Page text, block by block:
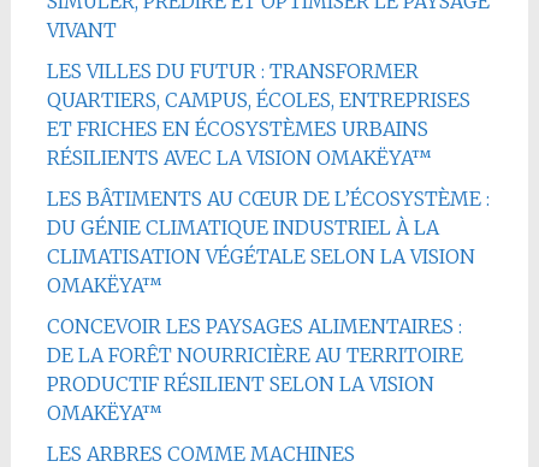
VIVANT
LES VILLES DU FUTUR : TRANSFORMER
QUARTIERS, CAMPUS, ÉCOLES, ENTREPRISES
ET FRICHES EN ÉCOSYSTÈMES URBAINS
RÉSILIENTS AVEC LA VISION OMAKËYA™
LES BÂTIMENTS AU CŒUR DE L’ÉCOSYSTÈME :
DU GÉNIE CLIMATIQUE INDUSTRIEL À LA
CLIMATISATION VÉGÉTALE SELON LA VISION
OMAKËYA™
CONCEVOIR LES PAYSAGES ALIMENTAIRES :
DE LA FORÊT NOURRICIÈRE AU TERRITOIRE
PRODUCTIF RÉSILIENT SELON LA VISION
OMAKËYA™
LES ARBRES COMME MACHINES